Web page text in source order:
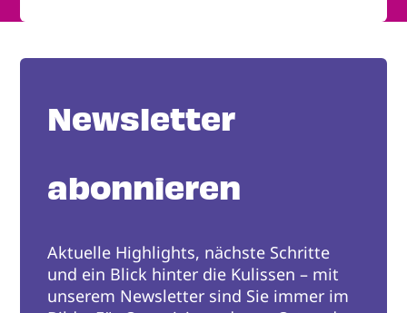
Newsletter
abonnieren
Aktuelle Highlights, nächste Schritte
und ein Blick hinter die Kulissen – mit
unserem Newsletter sind Sie immer im